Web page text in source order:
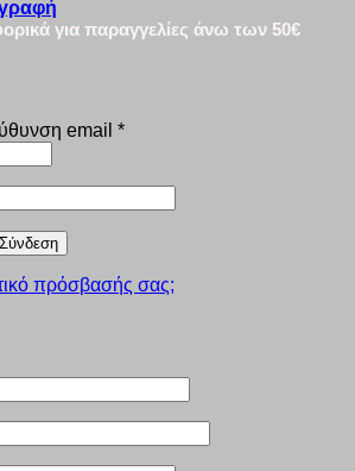
για παραγγελίες άνω των 50€
email *Απαιτείται
Σύνδεση
πρόσβασής σας;